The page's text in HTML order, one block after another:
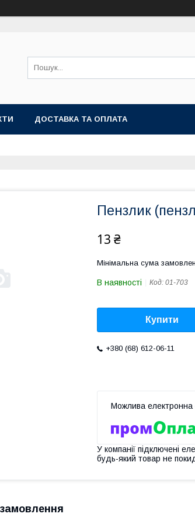
ДОСТАВКА ТА ОПЛАТА
Пензлик
13 ₴
Мінімальна сума
В наявності Код: 01-703
Купити
+380 (68) 612-06-11
У компанії підключені
будь-який товар не